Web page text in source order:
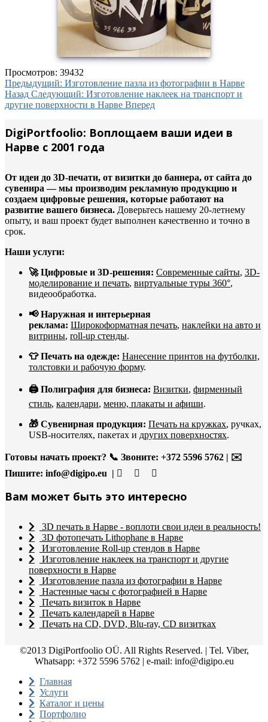
Просмотров: 39432
Предыдущий: Изготовление пазла из фотографии в Нарве
Назад Следующий: Изготовление наклеек на транспорт и
другие поверхности в Нарве Вперед
DigiPortfoolio: Воплощаем ваши идеи в
Нарве с 2001 года
От идеи до 3D-печати, от визитки до баннера, от сайта до
сувенира — мы производим рекламную продукцию и
создаем цифровые решения, которые работают на
развитие вашего бизнеса. Доверьтесь нашему 20-летнему
опыту, и ваш проект будет выполнен качественно и точно в
срок.
Наши услуги:
🚀 Цифровые и 3D-решения: Современные сайты, 3D-
моделирование и печать, виртуальные туры 360°,
видеообработка.
📢 Наружная и интерьерная
реклама: Широкоформатная печать, наклейки на авто и
витрины, roll-up стенды.
👕 Печать на одежде: Нанесение принтов на футболки,
толстовки и рабочую форму.
🖨️ Полиграфия для бизнеса: Визитки, фирменный
стиль, календари, меню, плакаты и афиши.
🎁 Сувенирная продукция: Печать на кружках, ручках,
USB-носителях, пакетах и других поверхностях.
Готовы начать проект? 📞 Звоните: +372 5596 5762 | ✉️
Пишите: info@digipo.eu |
Вам может быть это интересно
3D печать в Нарве - воплоти свои идеи в реальность!
3D фотопечать Lithophane в Нарве
Изготовление Roll-up стендов в Нарве
Изготовление наклеек на транспорт и другие
поверхности в Нарве
Изготовление пазла из фотографии в Нарве
Настенные часы с фотографией в Нарве
Печать визиток в Нарве
Печать календарей в Нарве
Печать на CD, DVD, Blu-ray, CD визитках
©2013 DigiPortfoolio OÜ. All Rights Reserved. | Tel. Viber,
Whatsapp: +372 5596 5762 | e-mail: info@digipo.eu
Главная
Услуги
Каталог и цены
Портфолио